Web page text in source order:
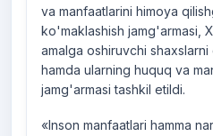
va manfaatlarini himoya
ko'maklashish jamg'armasi,
amalga oshiruvchi
hamda ularning huquq va
jamg'armasi tashkil etildi.
«Inson manfaatlari hamma